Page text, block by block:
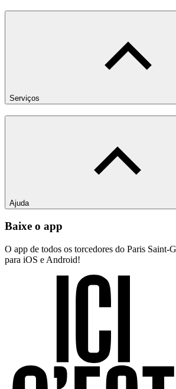
Serviços
Ajuda
Baixe o app
O app de todos os torcedores do Paris Saint-
para iOS e Android!